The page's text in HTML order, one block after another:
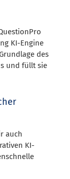
KI-Engine
des
und füllt sie
auch
KI-